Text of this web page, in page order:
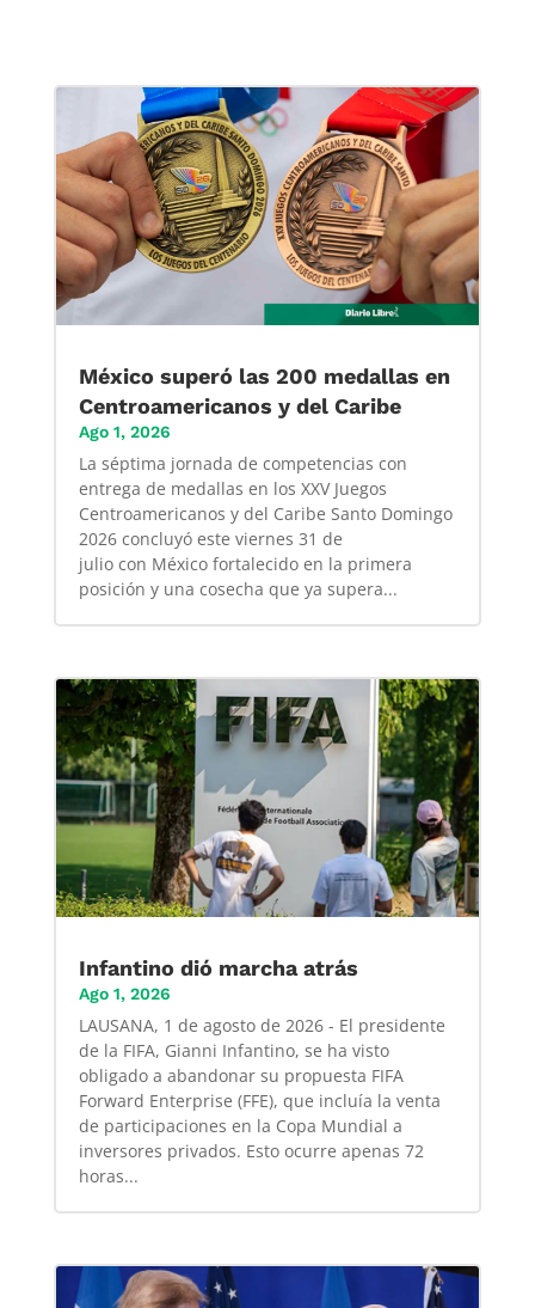
México superó las 200 medallas en
Centroamericanos y del Caribe
Ago 1, 2026
La séptima jornada de competencias con
entrega de medallas en los XXV Juegos
Centroamericanos y del Caribe Santo Domingo
2026 concluyó este viernes 31 de
julio con México fortalecido en la primera
posición y una cosecha que ya supera...
Infantino dió marcha atrás
Ago 1, 2026
LAUSANA, 1 de agosto de 2026 - El presidente
de la FIFA, Gianni Infantino, se ha visto
obligado a abandonar su propuesta FIFA
Forward Enterprise (FFE), que incluía la venta
de participaciones en la Copa Mundial a
inversores privados. Esto ocurre apenas 72
horas...